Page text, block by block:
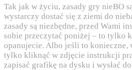
Tak jak w życiu, zasady gry nieBO
wystarczy dostać się z ziemi do
zasady są niezbędne, przed Wami
sobie przeczytać poniżej – to tylko
opanujecie. Albo jeśli to konieczne,
tylko kliknąć w zdjęcie instrukcji
zapisać grafikę na dysku i wysłać